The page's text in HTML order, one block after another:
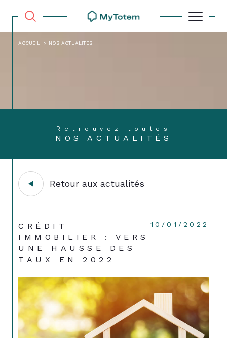
ACCUEIL NOS ACTUALITES
Retrouvez toutes
NOS ACTUALITÉS
Retour aux actualités
CRÉDIT
IMMOBILIER : VERS
UNE HAUSSE DES
TAUX EN 2022
10/01/2022